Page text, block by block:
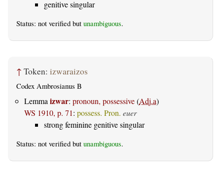
genitive singular
Status: not verified but unambiguous.
↑ Token: izwaraizos
Codex Ambrosianus B
Lemma izwar: pronoun, possessive(Adj.a)
WS 1910, p. 71: possess. Pron. euer
strong feminine genitive singular
Status: not verified but unambiguous.